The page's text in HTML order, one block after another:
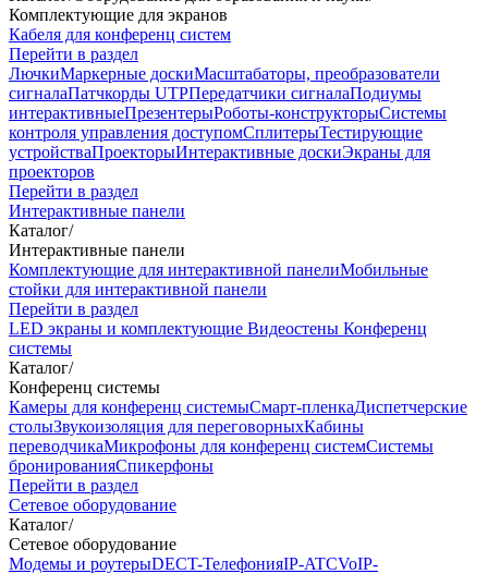
Комплектующие для экранов
Кабеля для конференц систем
Перейти в раздел
ЛючкиМаркерные доскиМасштабаторы, преобразователи
сигналаПатчкорды UTPПередатчики сигналаПодиумы
интерактивныеПрезентерыРоботы-конструкторыСистемы
контроля управления доступомСплитерыТестирующие
устройстваПроекторыИнтерактивные доскиЭкраны для
проекторов
Перейти в раздел
Интерактивные панели
Каталог/
Интерактивные панели
Комплектующие для интерактивной панелиМобильные
стойки для интерактивной панели
Перейти в раздел
LED экраны и комплектующие Видеостены Конференц
системы
Каталог/
Конференц системы
Камеры для конференц системыCмарт-пленкаДиспетчерские
столыЗвукоизоляция для переговорныхКабины
переводчикаМикрофоны для конференц системСистемы
бронированияСпикерфоны
Перейти в раздел
Сетевое оборудование
Каталог/
Сетевое оборудование
Модемы и роутерыDECT-ТелефонияIP-ATCVoIP-